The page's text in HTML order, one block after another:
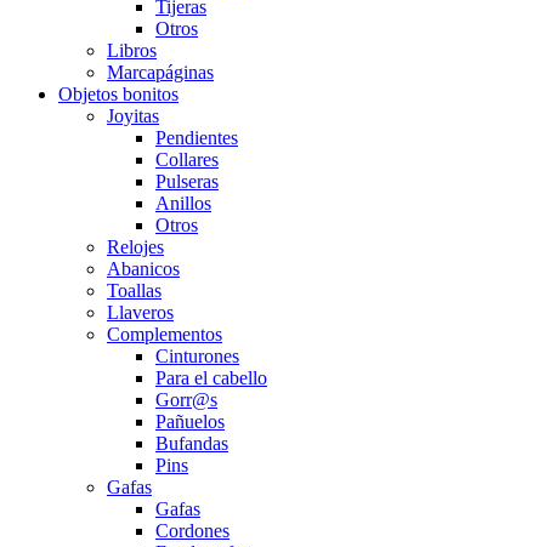
Tijeras
Otros
Libros
Marcapáginas
Objetos bonitos
Joyitas
Pendientes
Collares
Pulseras
Anillos
Otros
Relojes
Abanicos
Toallas
Llaveros
Complementos
Cinturones
Para el cabello
Gorr@s
Pañuelos
Bufandas
Pins
Gafas
Gafas
Cordones